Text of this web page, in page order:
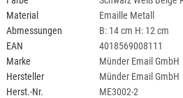
Material
Emaille Metall
Abmessungen
B: 14 cm H: 12 cm
EAN
4018569008111
Marke
Münder Email GmbH
Hersteller
Münder Email GmbH
Herst.-Nr.
ME3002-2